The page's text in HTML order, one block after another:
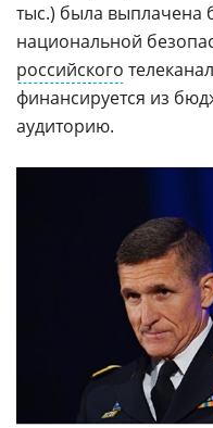
тыс.) была выплачена
национальной
российского
финансируется из
аудиторию.